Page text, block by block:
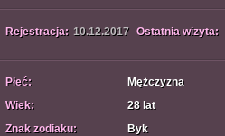
Rejestracja: 10.12.2017 Ostatnia wizyta:
Płeć:
Mężczyzna
Wiek:
28 lat
Znak zodiaku:
Byk